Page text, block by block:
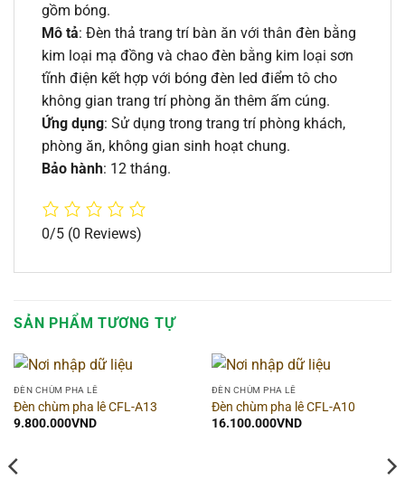
gồm bóng.
Mô tả: Đèn thả trang trí bàn ăn với thân đèn bằng
kim loại mạ đồng và chao đèn bằng kim loại sơn
tĩnh điện kết hợp với bóng đèn led điểm tô cho
không gian trang trí phòng ăn thêm ấm cúng.
Ứng dụng: Sử dụng trong trang trí phòng khách,
phòng ăn, không gian sinh hoạt chung.
Bảo hành: 12 tháng.
0/5 (0 Reviews)
SẢN PHẨM TƯƠNG TỰ
ĐÈN CHÙM PHA LÊ
Đèn chùm pha lê CFL-A13
9.800.000VND
ĐÈN CHÙM PHA LÊ
Đèn chùm pha lê CFL-A10
16.100.000VND